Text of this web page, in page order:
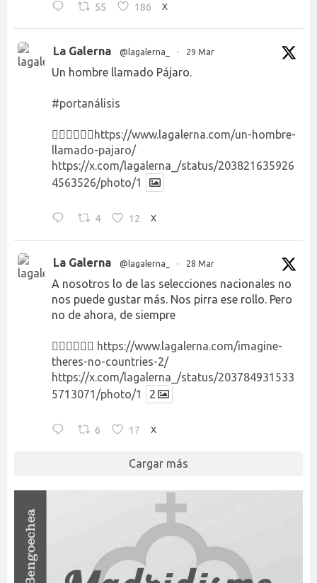
55 186 X
La Galerna @lagalerna_ · 29 Mar
Un hombre llamado Pájaro.
#portanálisis
👉🏻👉🏻👉🏻 https://www.lagalerna.com/un-hombre-
llamado-pajaro/
https://x.com/lagalerna_/status/203821635926
4563526/photo/1
4 12 X
La Galerna @lagalerna_ · 28 Mar
A nosotros lo de las selecciones nacionales no
nos puede gustar más. Nos pirra ese rollo. Pero
no de ahora, de siempre
👉🏻👉🏻👉🏻 https://www.lagalerna.com/imagine-
theres-no-countries-2/
https://x.com/lagalerna_/status/203784931533
5713071/photo/1
2
6 17 X
Cargar más